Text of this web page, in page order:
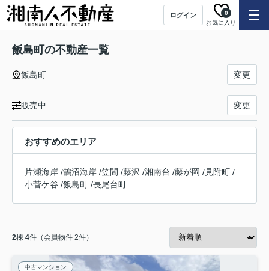
ログイン
お気に入り
0
飯島町の不動産一覧
飯島町 変更
販売中 変更
おすすめのエリア
片瀬海岸 /鵠沼海岸 /笠間 /藤沢 /湘南台 /藤が岡 /見附町 /
小菅ケ谷 /飯島町 /長尾台町
2棟 4件（会員物件 2件）
中古マンション